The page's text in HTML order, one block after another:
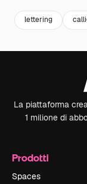
lettering
La piattaforma
1 milione di
Prodotti
Spaces